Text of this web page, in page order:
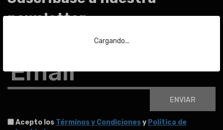
Cargando...
newsletter
Para estar al día de las últimas noticias sobre subastas y mucho más.
Email
ENVIAR
Acepto los Términos y Condicionesy Política de